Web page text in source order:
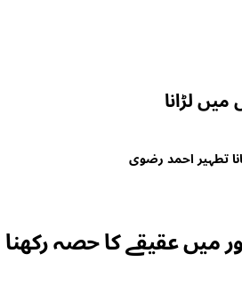
لڑانا
تطہیر احمد رضوی
میں عقیقے کا حصہ رکھنا